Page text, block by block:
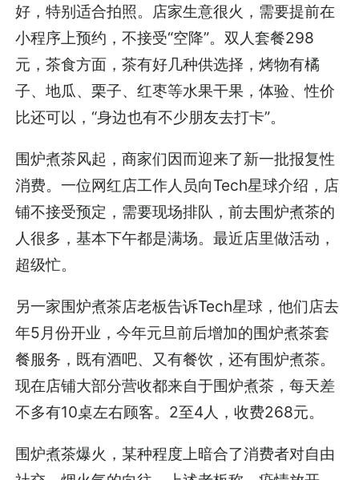
好，特别适合拍照。店家生意很火，需要提前在
小程序上预约，不接受“空降”。双人套餐298
元，茶食方面，茶有好几种供选择，烤物有橘
子、地瓜、栗子、红枣等水果干果，体验、性价
比还可以，“身边也有不少朋友去打卡”。
围炉煮茶风起，商家们因而迎来了新一批报复性
消费。一位网红店工作人员向Tech星球介绍，店
铺不接受预定，需要现场排队，前去围炉煮茶的
人很多，基本下午都是满场。最近店里做活动，
超级忙。
另一家围炉煮茶店老板告诉Tech星球，他们店去
年5月份开业，今年元旦前后增加的围炉煮茶套
餐服务，既有酒吧、又有餐饮，还有围炉煮茶。
现在店铺大部分营收都来自于围炉煮茶，每天差
不多有10桌左右顾客。2至4人，收费268元。
围炉煮茶爆火，某种程度上暗合了消费者对自由